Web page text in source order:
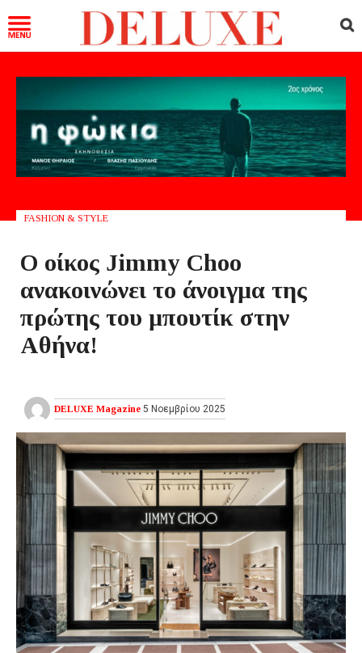
FASHION & STYLE
Ο οίκος Jimmy Choo
ανακοινώνει το άνοιγμα της
πρώτης του μπουτίκ στην
Αθήνα!
DELUXE Magazine 5 Νοεμβρίου 2025